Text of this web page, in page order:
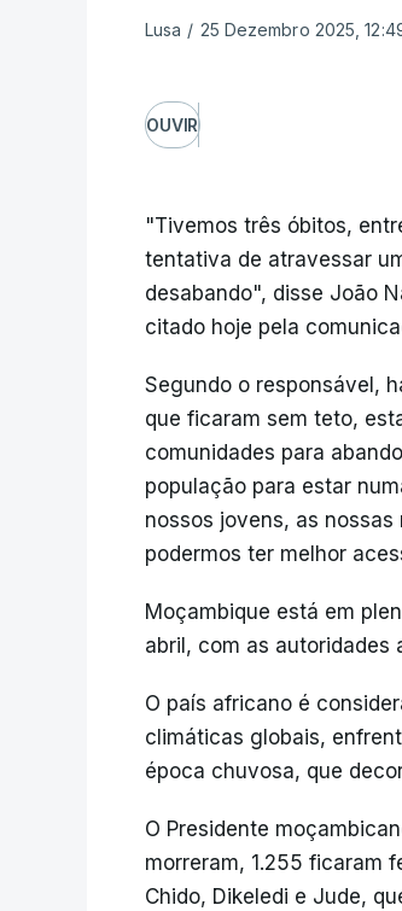
Lusa / 25 Dezembro 2025,
OUVIR
"Tivemos três óbitos,
tentativa de atravessar
desabando", disse João
citado hoje pela
Segundo o responsável,
que ficaram sem teto,
comunidades para
população para estar
nossos jovens, as
podermos ter melhor
Moçambique está em
abril, com as autoridades
O país africano é
climáticas globais,
época chuvosa, que
O Presidente
morreram, 1.255 ficaram
Chido, Dikeledi e Jude,